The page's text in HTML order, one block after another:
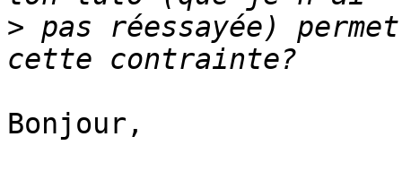
> pas réessayée)
Bonjour,